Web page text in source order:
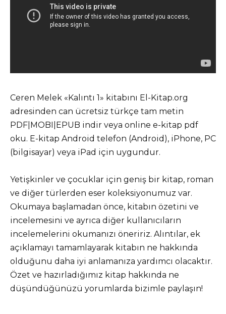
Ceren Melek «Kalıntı 1» kitabını El-Kitap.org
adresinden can ücretsiz türkçe tam metin
PDF|MOBI|EPUB indir veya online e-kitap pdf
oku. E-kitap Android telefon (Android), iPhone, PC
(bilgisayar) veya iPad için uygundur.
Yetişkinler ve çocuklar için geniş bir kitap, roman
ve diğer türlerden eser koleksiyonumuz var.
Okumaya başlamadan önce, kitabın özetini ve
incelemesini ve ayrıca diğer kullanıcıların
incelemelerini okumanızı öneririz. Alıntılar, ek
açıklamayı tamamlayarak kitabın ne hakkında
olduğunu daha iyi anlamanıza yardımcı olacaktır.
Özet ve hazırladığımız kitap hakkında ne
düşündüğünüzü yorumlarda bizimle paylaşın!